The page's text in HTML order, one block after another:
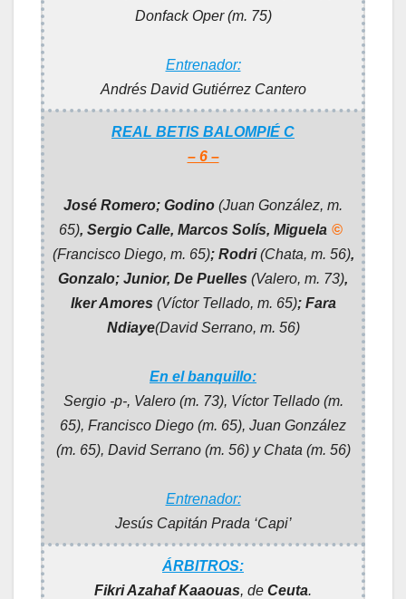
Donfack Oper (m. 75)
Entrenador:
Andrés David Gutiérrez Cantero
REAL BETIS BALOMPIÉ C
– 6 –
José Romero; Godino (Juan González, m.
65), Sergio Calle, Marcos Solís, Miguela ©
(Francisco Diego, m. 65); Rodri(Chata, m. 56),
Gonzalo; Junior, De Puelles (Valero, m. 73),
Iker Amores (Víctor Tellado, m. 65); Fara
Ndiaye(David Serrano, m. 56)
En el banquillo:
Sergio -p-, Valero (m. 73), Víctor Tellado (m.
65), Francisco Diego (m. 65), Juan González
(m. 65), David Serrano (m. 56) y Chata (m. 56)
Entrenador:
Jesús Capitán Prada ‘Capi’
ÁRBITROS:
Fikri Azahaf Kaaouas, de Ceuta.